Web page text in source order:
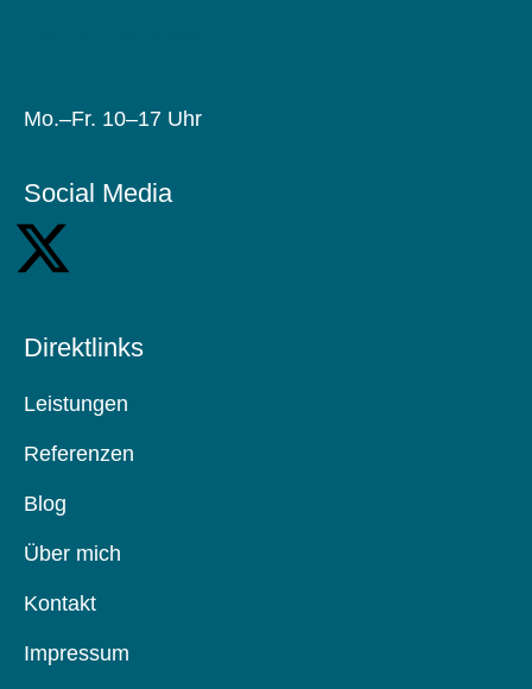
Mo.–Fr. 10–17 Uhr
Social Media
Direktlinks
Leistungen
Referenzen
Blog
Über mich
Kontakt
Impressum